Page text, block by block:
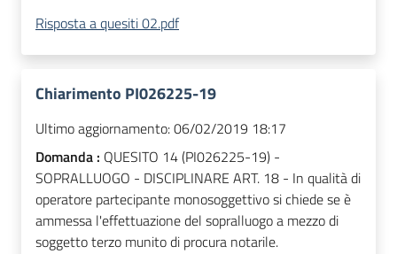
Risposta a quesiti 02.pdf
Chiarimento PI026225-19
Ultimo aggiornamento:06/02/2019 18:17
Domanda : QUESITO 14 (PI026225-19) -
SOPRALLUOGO - DISCIPLINARE ART. 18 - In qualità di
operatore partecipante monosoggettivo si chiede se è
ammessa l'effettuazione del sopralluogo a mezzo di
soggetto terzo munito di procura notarile.